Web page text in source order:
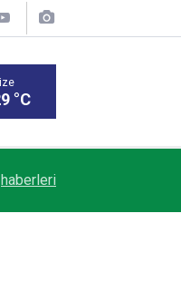
°C
"Sarı Kodlu" Uyarı
haberleri